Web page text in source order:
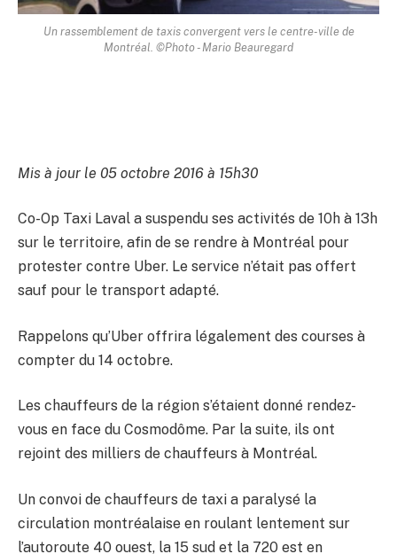
Un rassemblement de taxis convergent vers le centre-ville de
Montréal. ©Photo - Mario Beauregard
Mis à jour le 05 octobre 2016 à 15h30
Co-Op Taxi Laval a suspendu ses activités de 10h à 13h
sur le territoire, afin de se rendre à Montréal pour
protester contre Uber. Le service n’était pas offert
sauf pour le transport adapté.
Rappelons qu’Uber offrira légalement des courses à
compter du 14 octobre.
Les chauffeurs de la région s’étaient donné rendez-
vous en face du Cosmodôme. Par la suite, ils ont
rejoint des milliers de chauffeurs à Montréal.
Un convoi de chauffeurs de taxi a paralysé la
circulation montréalaise en roulant lentement sur
l’autoroute 40 ouest, la 15 sud et la 720 est en